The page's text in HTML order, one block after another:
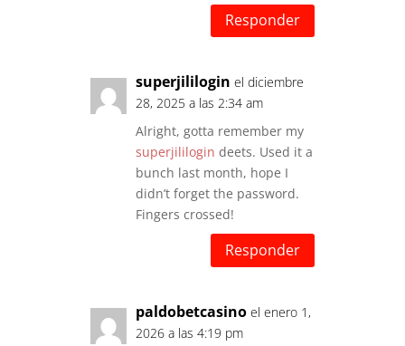
Responder
superjililogin el diciembre
28, 2025 a las 2:34 am
Alright, gotta remember my
superjililogin deets. Used it a
bunch last month, hope I
didn’t forget the password.
Fingers crossed!
Responder
paldobetcasino el enero 1,
2026 a las 4:19 pm